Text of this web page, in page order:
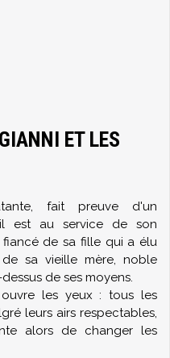
ET LES
fait preuve d'un
est au service de son
de sa fille qui a élu
sa vieille mère, noble
de ses moyens.
les yeux : tous les
leurs airs respectables,
alors de changer les